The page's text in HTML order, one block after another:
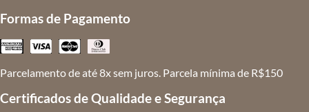
Formas de Pagamento
Parcelamento de até 8x sem juros. Parcela mínima de R$150
Certificados de Qualidade e Segurança